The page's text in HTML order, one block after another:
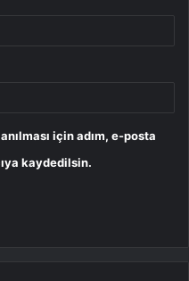
için adım, e-posta
kaydedilsin.